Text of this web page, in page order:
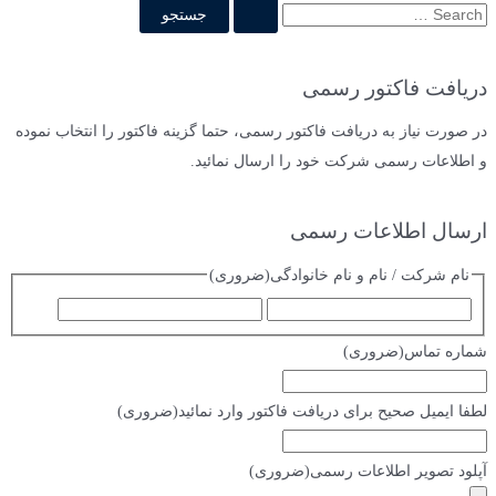
ج
ج
و
ب
ا
:
دریافت فاکتور رسمی
در صورت نیاز به دریافت فاکتور رسمی، حتما گزینه فاکتور را انتخاب نموده
و اطلاعات رسمی شرکت خود را ارسال نمائید.
ارسال اطلاعات رسمی
نام شرکت / نام و نام خانوادگی(ضروری)
س
ا
شماره تماس(ضروری)
لطفا ایمیل صحیح برای دریافت فاکتور وارد نمائید (ضروری)
آپلود تصویر اطلاعات رسمی(ضروری)